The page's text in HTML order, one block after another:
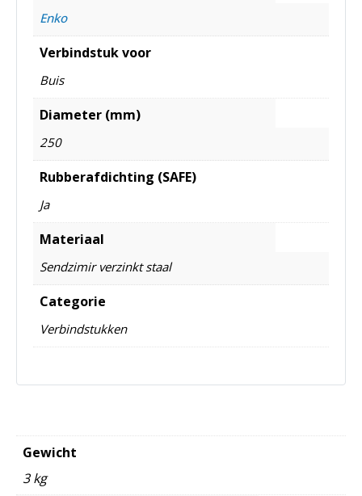
Enko
Verbindstuk voor
Buis
Diameter (mm)
250
Rubberafdichting (SAFE)
Ja
Materiaal
Sendzimir verzinkt staal
Categorie
Verbindstukken
Gewicht
3 kg